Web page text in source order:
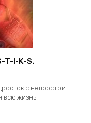
T-I-K-S.
с непростой
всю жизнь